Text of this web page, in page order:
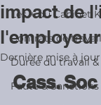
Les + du Cabinet K
Contrats de
Durée du travail
Faute & Sanctions
impact de
Dernière mise à
Cass.